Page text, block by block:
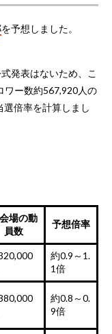
を予想しました。
発表はないため、こ
ワー数約567,920人の
倍率を計算しまし
場の動
員数
予想倍率
約0.9～1.
1倍
約0.8～0.
9倍